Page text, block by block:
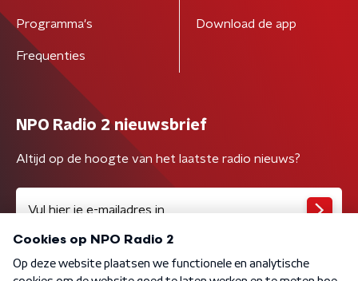
Programma's
Frequenties
Download de app
NPO Radio 2 nieuwsbrief
Altijd op de hoogte van het laatste radio nieuws?